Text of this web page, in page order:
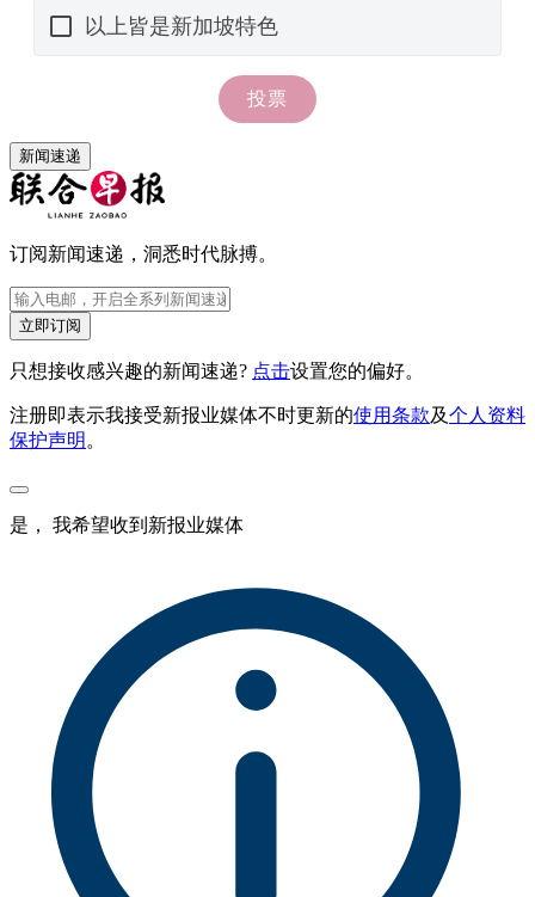
新闻速递
订阅新闻速递，洞悉时代脉搏。
立即订阅
只想接收感兴趣的新闻速递? 点击设置您的偏好。
注册即表示我接受新报业媒体不时更新的使用条款及个人资料
保护声明 。
是， 我希望收到新报业媒体